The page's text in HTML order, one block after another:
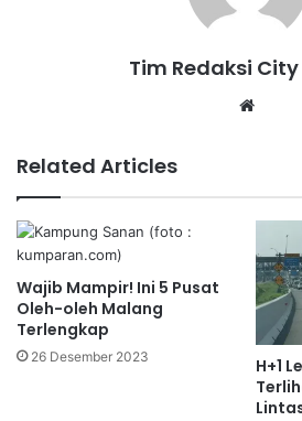
Tim Redaksi
Related Articles
Wajib Mampir! Ini 5 Pusat
Oleh-oleh Malang
Terlengkap
26 Desember 2023
H+1